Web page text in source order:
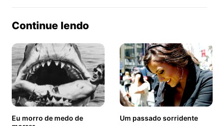
Continue lendo
Eu morro de medo de
Um passado sorridente